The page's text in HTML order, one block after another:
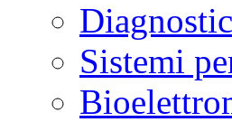
Sistemi